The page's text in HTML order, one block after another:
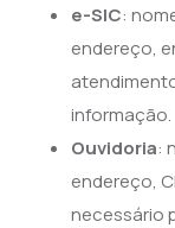
e-SIC:
endereço,
informação.
Ouvidoria:
endereço,
necessário